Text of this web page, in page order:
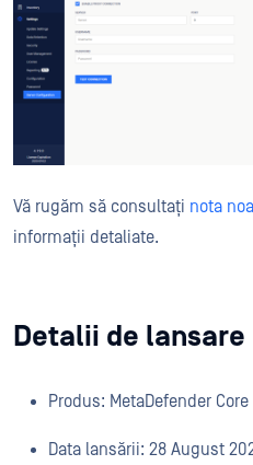
Vă rugăm să consultați nota
informații detaliate.
Detalii de lansare
Produs: MetaDefender Core
Data lansării: 28 August